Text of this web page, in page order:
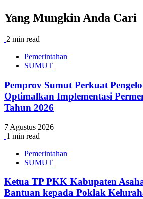
Yang Mungkin Anda Cari
2 min read
Pemerintahan
SUMUT
Pemprov Sumut Perkuat
Optimalkan Implementasi
Tahun 2026
7 Agustus 2026
1 min read
Pemerintahan
SUMUT
Ketua TP PKK Kabupaten
Bantuan kepada Poklak